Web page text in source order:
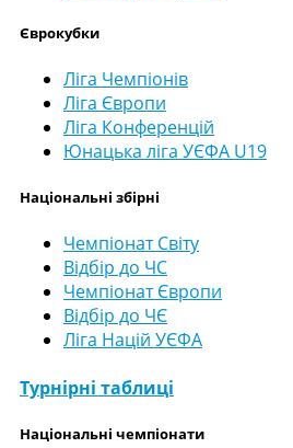
Єврокубки
Ліга Чемпіонів
Ліга Європи
Ліга Конференцій
Юнацька ліга УЄФА U19
Національні збірні
Чемпіонат Світу
Відбір до ЧС
Чемпіонат Європи
Відбір до ЧЄ
Ліга Націй УЄФА
Турнірні таблиці
Національні чемпіонати